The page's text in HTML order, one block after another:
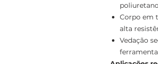
Corpo em
alta
Vedação